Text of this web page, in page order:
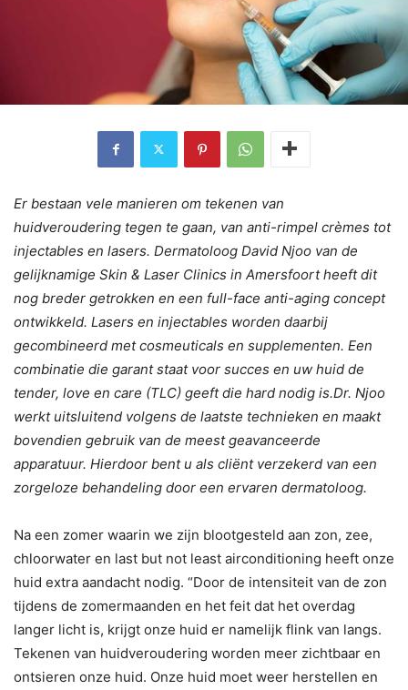
Er bestaan vele manieren om tekenen van
huidveroudering tegen te gaan, van anti-rimpel crèmes tot
injectables en lasers. Dermatoloog David Njoo van de
gelijknamige Skin & Laser Clinics in Amersfoort heeft dit
nog breder getrokken en een full-face anti-aging concept
ontwikkeld. Lasers en injectables worden daarbij
gecombineerd met cosmeuticals en supplementen. Een
combinatie die garant staat voor succes en uw huid de
tender, love en care (TLC) geeft die hard nodig is.Dr. Njoo
werkt uitsluitend volgens de laatste technieken en maakt
bovendien gebruik van de meest geavanceerde
apparatuur. Hierdoor bent u als cliënt verzekerd van een
zorgeloze behandeling door een ervaren dermatoloog.
Na een zomer waarin we zijn blootgesteld aan zon, zee,
chloorwater en last but not least airconditioning heeft onze
huid extra aandacht nodig. “Door de intensiteit van de zon
tijdens de zomermaanden en het feit dat het overdag
langer licht is, krijgt onze huid er namelijk flink van langs.
Tekenen van huidveroudering worden meer zichtbaar en
ontsieren onze huid. Onze huid moet weer herstellen en